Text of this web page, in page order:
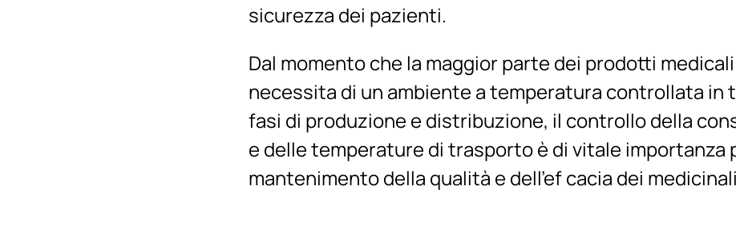
sicurezza dei pazienti.
Dal momento che la maggior parte dei prodotti
necessita di un ambiente a temperatura controllata in
fasi di produzione e distribuzione, il controllo della
e delle temperature di trasporto è di vitale importanza
mantenimento della qualità e dell’ef cacia dei